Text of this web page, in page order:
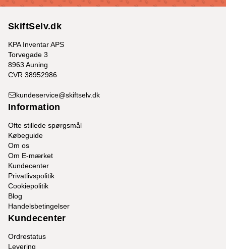
SkiftSelv.dk
KPA Inventar APS
Torvegade 3
8963 Auning
CVR 38952986
kundeservice@skiftselv.dk
Information
Ofte stillede spørgsmål
Købeguide
Om os
Om E-mærket
Kundecenter
Privatlivspolitik
Cookiepolitik
Blog
Handelsbetingelser
Kundecenter
Ordrestatus
Levering